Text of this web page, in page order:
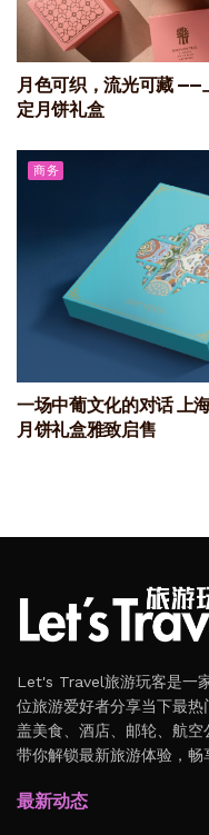
月色可织，流光可藏
定月饼礼盒
商务
一场中葡文化的对话 上
月饼礼盒雅致启售
Let's Travel旅游玩客是一
位旅游爱好者分享当下最
盖美食、酒店、邮轮、航空
带你解锁最新旅游体验，畅
最新动态